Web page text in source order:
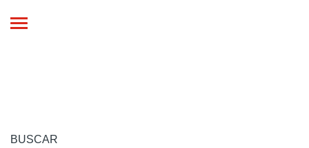
Toggle
BUSCAR